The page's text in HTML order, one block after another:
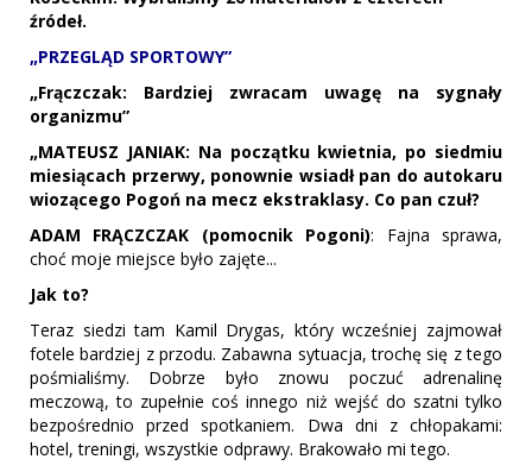
źródeł.
„PRZEGLĄD SPORTOWY”
„Frączczak: Bardziej zwracam uwagę na sygnały
organizmu”
„MATEUSZ JANIAK: Na początku kwietnia, po siedmiu
miesiącach przerwy, ponownie wsiadł pan do autokaru
wiozącego Pogoń na mecz ekstraklasy. Co pan czuł?
ADAM FRĄCZCZAK (pomocnik Pogoni): Fajna sprawa,
choć moje miejsce było zajęte...
Jak to?
Teraz siedzi tam Kamil Drygas, który wcześniej zajmował
fotele bardziej z przodu. Zabawna sytuacja, trochę się z tego
pośmialiśmy. Dobrze było znowu poczuć adrenalinę
meczową, to zupełnie coś innego niż wejść do szatni tylko
bezpośrednio przed spotkaniem. Dwa dni z chłopakami:
hotel, treningi, wszystkie odprawy. Brakowało mi tego.